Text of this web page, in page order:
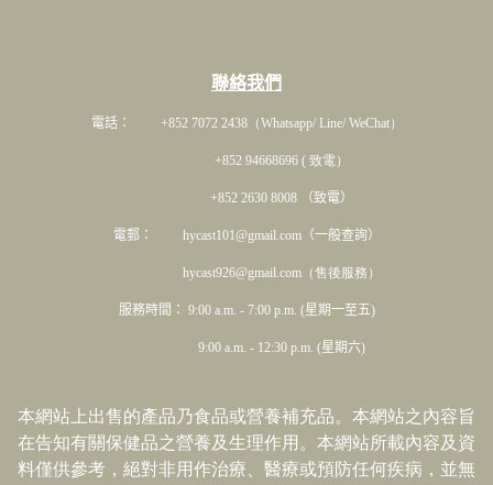
聯絡我們
電話： +852 7072 2438（Whatsapp/ Line/ WeChat）
+852 94668696 ( 致電）
+852 2630 8008 （致電）
電郵： hycast101@gmail.com（一般查詢）
hycast926@gmail.com（售後服務）
服務時間： 9:00 a.m. - 7:00 p.m. (星期一至五)
9:00 a.m. - 12:30 p.m. (星期六)
本網站上出售的產品乃食品或營養補充品。本網站之內容旨
在告知有關保健品之營養及生理作用。本網站所載內容及資
料僅供參考，絕對非用作治療、醫療或預防任何疾病，並無